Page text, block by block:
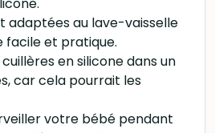
adaptées au lave-vaisselle
facile et pratique.
en silicone dans un
car cela pourrait les
votre bébé pendant